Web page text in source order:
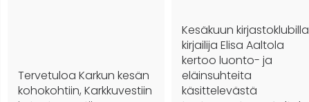
Tervetuloa Karkun kesän
kohokohtiin, Karkkuvestiin
Kesäkuun kirjastoklubilla
kirjailija Elisa Aaltola
kertoo luonto- ja
eläinsuhteita
käsittelevästä